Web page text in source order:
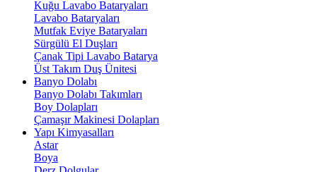
Kuğu Lavabo Bataryaları
Lavabo Bataryaları
Mutfak Eviye Bataryaları
Sürgülü El Duşları
Çanak Tipi Lavabo Batarya
Üst Takım Duş Ünitesi
Banyo Dolabı
Banyo Dolabı Takımları
Boy Dolapları
Çamaşır Makinesi Dolapları
Yapı Kimyasalları
Astar
Boya